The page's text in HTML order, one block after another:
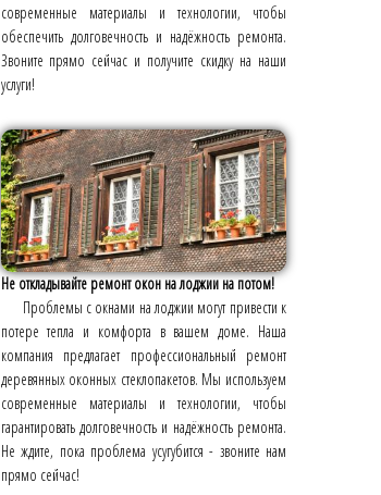
современные материалы и технологии, чтобы
обеспечить долговечность и надёжность ремонта.
Звоните прямо сейчас и получите скидку на наши
услуги!
Не откладывайте ремонт окон на лоджии на потом!
Проблемы с окнами на лоджии могут привести к
потере тепла и комфорта в вашем доме. Наша
компания предлагает профессиональный ремонт
деревянных оконных стеклопакетов. Мы используем
современные материалы и технологии, чтобы
гарантировать долговечность и надёжность ремонта.
Не ждите, пока проблема усугубится - звоните нам
прямо сейчас!